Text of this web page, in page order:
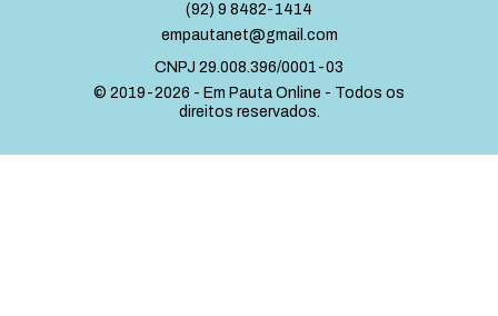
(92) 9 8482-1414
empautanet@gmail.com
CNPJ 29.008.396/0001-03
© 2019-2026 - Em Pauta Online - Todos os
direitos reservados.